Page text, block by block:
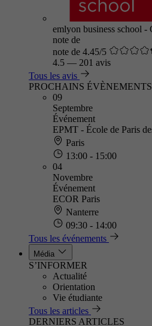
emlyon business school -
note de
note de 4.45/5
4.5 — 201 avis
Tous les avis
PROCHAINS ÉVÈNEMENTS
09
Septembre
Événement
EPMT - École de Paris
Paris
13:00 - 15:00
04
Novembre
Événement
ECOR Paris
Nanterre
09:30 - 14:00
Tous les événements
Média
S’INFORMER
Actualité
Orientation
Vie étudiante
Tous les articles
DERNIERS ARTICLES